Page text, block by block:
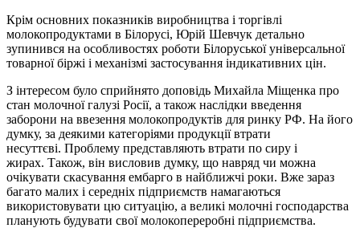
Крім основних показників виробництва і торгівлі
молокопродуктами в Білорусі, Юрій Шевчук детально
зупинився на особливостях роботи Білоруської універсальної
товарної біржі і механізмі застосування індикативних цін.
З інтересом було сприйнято доповідь Михайла Міщенка про
стан молочної галузі Росії, а також наслідки введення
заборони на ввезення молокопродуктів для ринку РФ. На його
думку, за деякими категоріями продукції втрати
несуттєві. Проблему представляють втрати по сиру і
жирах. Також, він висловив думку, що навряд чи можна
очікувати скасування ембарго в найближчі роки. Вже зараз
багато малих і середніх підприємств намагаються
використовувати цю ситуацію, а великі молочні господарства
планують будувати свої молокопереробні підприємства.